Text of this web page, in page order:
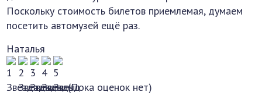
Поскольку стоимость билетов приемлемая, думаем
посетить автомузей ещё раз.
Наталья
(Пока оценок нет)